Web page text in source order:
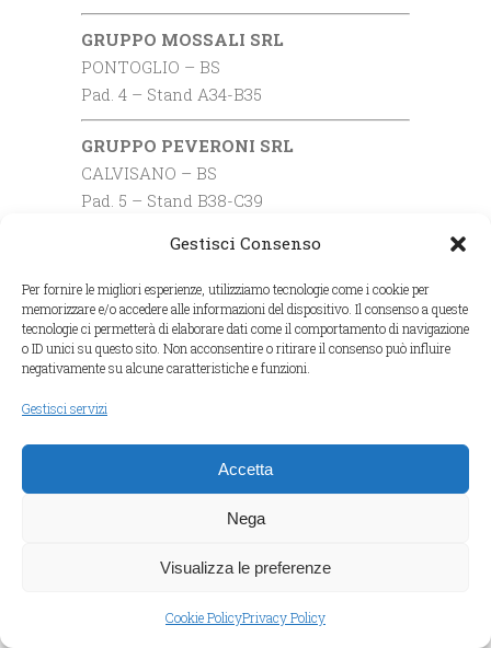
Gestisci Consenso
Per fornire le migliori esperienze, utilizziamo tecnologie come i cookie per
memorizzare e/o accedere alle informazioni del dispositivo. Il consenso a queste
tecnologie ci permetterà di elaborare dati come il comportamento di navigazione
o ID unici su questo sito. Non acconsentire o ritirare il consenso può influire
negativamente su alcune caratteristiche e funzioni.
Gestisci servizi
Accetta
Nega
Visualizza le preferenze
Cookie PolicyPrivacy Policy
GRUPPO MOSSALI SRL
PONTOGLIO – BS
Pad. 4 – Stand A34-B35
GRUPPO PEVERONI SRL
CALVISANO – BS
Pad. 5 – Stand B38-C39
GS SERVICE SRL
MONTICHIARI – BS
HELIX SRL
MILANO
Pad. 2
SAVIGLIANO – CN